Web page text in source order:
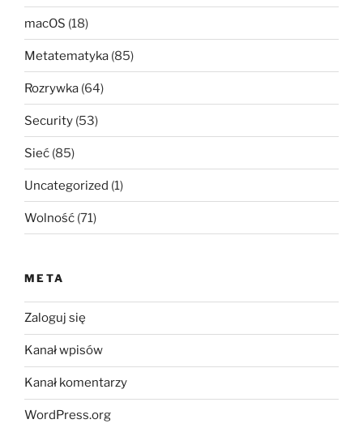
macOS (18)
Metatematyka (85)
Rozrywka (64)
Security (53)
Sieć (85)
Uncategorized (1)
Wolność (71)
META
Zaloguj się
Kanał wpisów
Kanał komentarzy
WordPress.org